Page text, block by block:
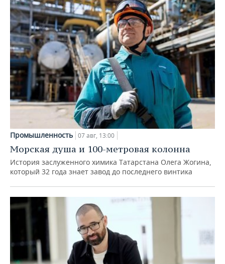
Промышленность 07 авг, 13:00
Морская душа и 100-метровая колонна
История заслуженного химика Татарстана Олега Жогина,
который 32 года знает завод до последнего винтика